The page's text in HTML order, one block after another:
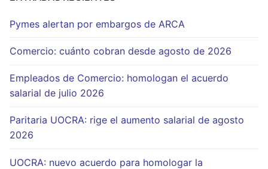
Pymes alertan por embargos de ARCA
Comercio: cuánto cobran desde agosto de 2026
Empleados de Comercio: homologan el acuerdo
salarial de julio 2026
Paritaria UOCRA: rige el aumento salarial de agosto
2026
UOCRA: nuevo acuerdo para homologar la